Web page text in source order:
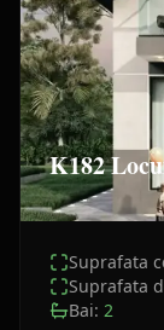
K182
Suprafata
Suprafata
Bai: 2